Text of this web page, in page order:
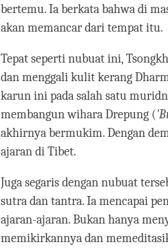
bertemu. Ia berkata bahwa di
akan memancar dari tempat itu.
Tepat seperti nubuat ini,
dan menggali kulit kerang
karun ini pada salah satu
membangun wihara Drepung (
akhirnya bermukim. Dengan
ajaran di Tibet.
Juga segaris dengan nubuat
sutra dan tantra. Ia mencapai
ajaran-ajaran. Bukan hanya
memikirkannya dan